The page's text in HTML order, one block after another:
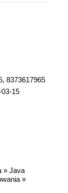
8373617965
15
» Java
»